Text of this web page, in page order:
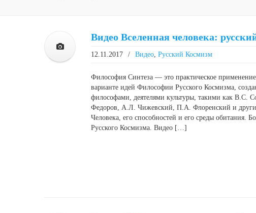
Видео Вселенная человека:
12.11.2017 / Видео, Русский Космизм
Философия Синтеза — это практическое
варианте идей Философии Русского Космизма,
философами, деятелями культуры, такими как В.С.
Федоров, А.Л. Чижевский, П.А. Флоренский и
Человека, его способностей и его среды обитания.
Русского Космизма. Видео […]